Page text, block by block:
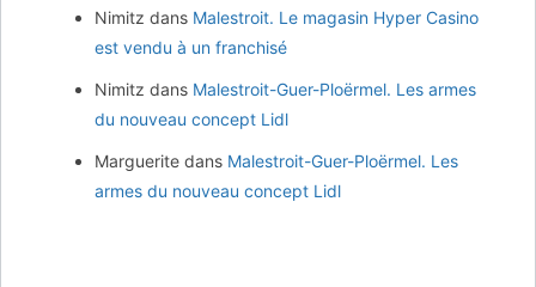
Nimitz dans Malestroit. Le magasin Hyper Casino
est vendu à un franchisé
Nimitz dans Malestroit-Guer-Ploërmel. Les armes
du nouveau concept Lidl
Marguerite dans Malestroit-Guer-Ploërmel. Les
armes du nouveau concept Lidl